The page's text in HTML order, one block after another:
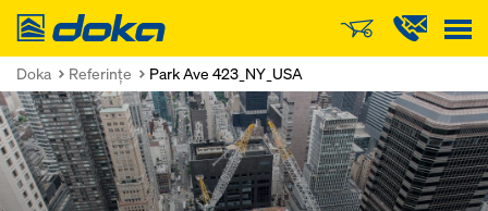
Doka
Doka Referinţe Park Ave 423_NY_USA